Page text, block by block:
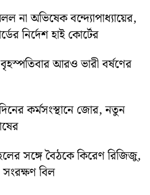
না অভিষেক বন্দ্যোপাধ্যায়ের,
নির্দেশ হাই কোর্টের
বৃহস্পতিবার আরও ভারী বর্ষণের
কর্মসংস্থানে জোর, নতুন
সঙ্গে বৈঠকে কিরেণ রিজিজু,
বিল